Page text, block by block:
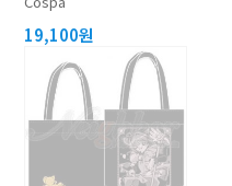
19,100원